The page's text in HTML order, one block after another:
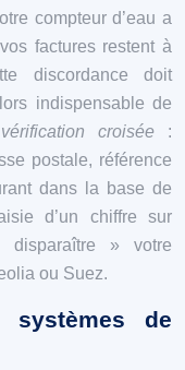
compteur d’eau a
factures restent à
discordance doit
indispensable de
vérification croisée:
postale, référence
dans la base de
d’un chiffre sur
disparaître » votre
ou Suez.
systèmes de